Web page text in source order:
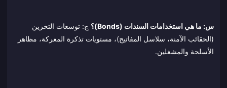
س: ما هي استخدامات السندات (Bonds)؟
ج: توسعات التخزين
(الحقائب الآمنة، سلاسل المفاتيح)، مستويات تذكرة المعركة، مظاهر
الأسلحة والمشغلين.